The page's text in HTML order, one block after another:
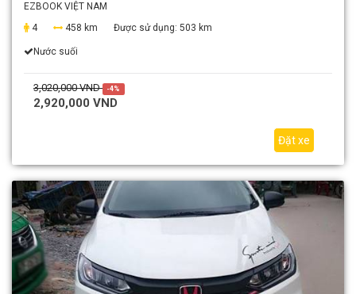
EZBOOK VIỆT NAM
4
458 km Được sử dụng: 503 km
Nước suối
3,020,000 VND -4%
2,920,000 VND
Đặt xe